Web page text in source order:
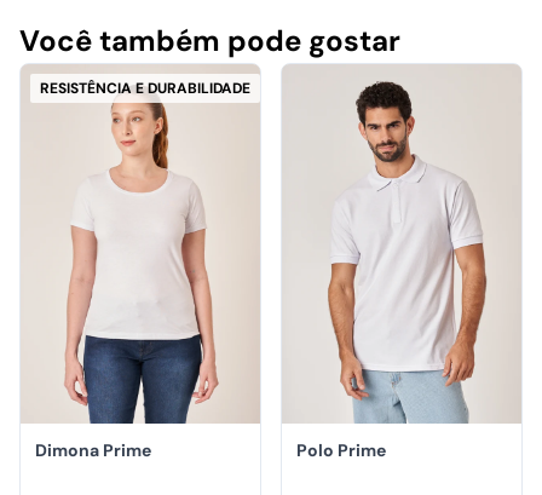
Você também pode gostar
RESISTÊNCIA E DURABILIDADE
Dimona Prime Polo Prime